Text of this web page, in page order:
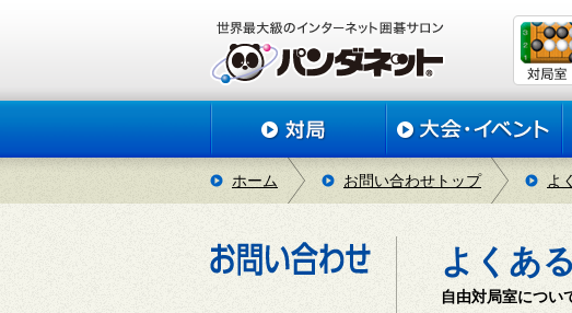
ホーム お問い合わせトップ よ
よくあ
自由対局室につい